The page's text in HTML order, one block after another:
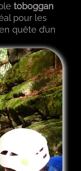
toboggan
pour les
quête d’un